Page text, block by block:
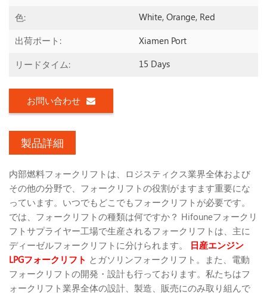
色: White, Orange, Red
出荷ポート: Xiamen Port
リードタイム: 15 Days
お問い合わせ
製品詳細
内部燃料フォークリフトは、ロジスティクス業界全体および
その他の分野で、フォークリフトの役割がますます重要にな
っています。いつでもどこでもフォークリフトが必要です。
では、フォークリフトの種類は何ですか？ Hifouneフォークリ
フトサプライヤー工場で生産されるフォークリフトは、主に
ディーゼルフォークリフトに分けられます。
日産エンジン
LPGフォークリフト とガソリンフォークリフト。また、電動
フォークリフトの開発・設計も行っております。私たちはフ
ォークリフト業界全体の設計、製造、販売にのみ取り組んで